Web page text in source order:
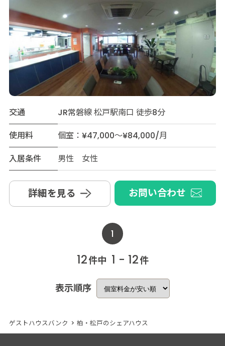
交通
JR常磐線 松戸駅南口 徒歩8分
使用料
個室：¥47,000～¥84,000/月
入居条件
男性 女性
詳細を見る お問い合わせ
1
12件中 1 - 12件
表示順序
ゲストハウスバンク > 柏・松戸のシェアハウス